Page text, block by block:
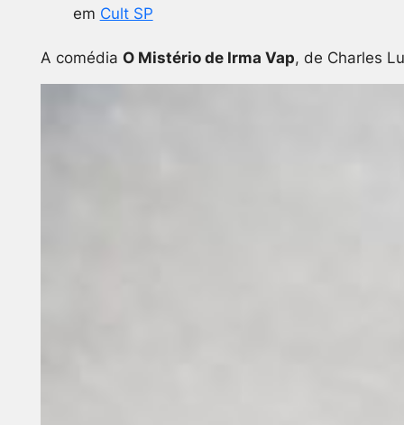
em Cult SP
A comédia O Mistério de Irma Vap, de Charles